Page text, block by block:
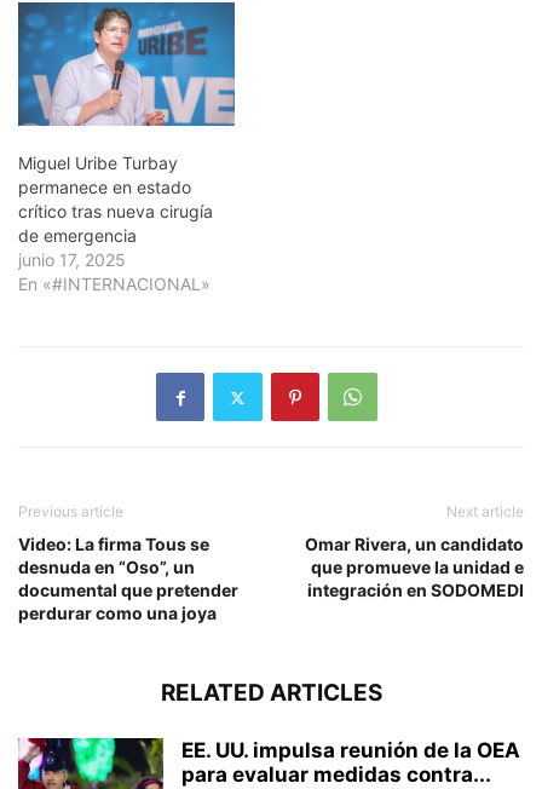
Miguel Uribe Turbay
permanece en estado
crítico tras nueva cirugía
de emergencia
junio 17, 2025
En «#INTERNACIONAL»
Previous article
Video: La firma Tous se
desnuda en “Oso”, un
documental que pretender
perdurar como una joya
Next article
Omar Rivera, un candidato
que promueve la unidad e
integración en SODOMEDI
RELATED ARTICLES
EE. UU. impulsa reunión de la OEA
para evaluar medidas contra...